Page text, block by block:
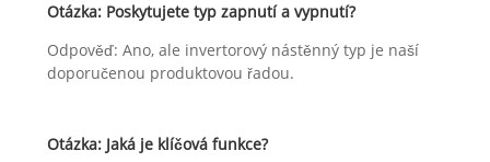
Otázka: Poskytujete typ zapnutí a vypnutí?
Odpověď: Ano, ale invertorový nástěnný typ je naší
doporučenou produktovou řadou.
Otázka: Jaká je klíčová funkce?